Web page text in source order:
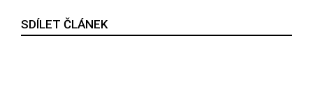
SDÍLET ČLÁNEK